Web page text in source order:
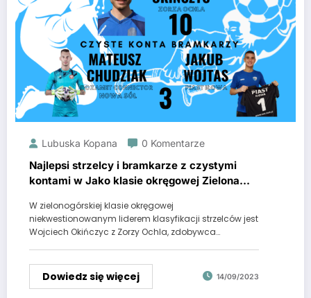
Lubuska Kopana 0 Komentarze
Najlepsi strzelcy i bramkarze z czystymi
kontami w Jako klasie okręgowej Zielona
W zielonogórskiej klasie okręgowej
niekwestionowanym liderem klasyfikacji strzelców jest
Wojciech Okińczyc z Zorzy Ochla, zdobywca…
Dowiedz się więcej 14/09/2023